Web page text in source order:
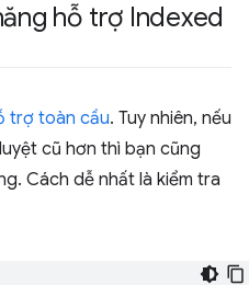
hỗ trợ Indexed
trợ toàn cầu. Tuy nhiên, nếu
cũ hơn thì bạn cũng
Cách dễ nhất là kiểm tra